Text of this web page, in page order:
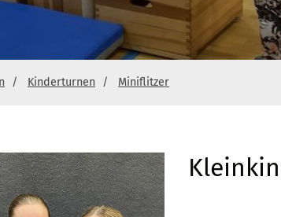
Kinderturnen Miniflitzer